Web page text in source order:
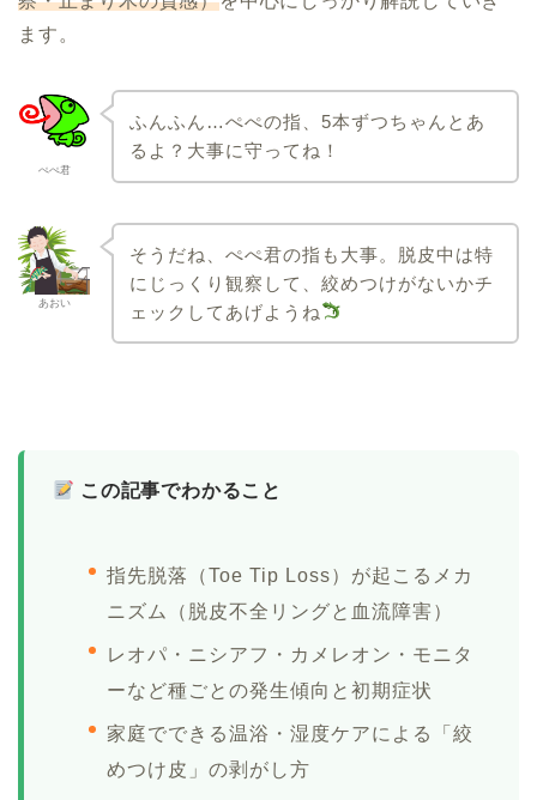
ます。
ぺぺ君
ふんふん…ぺぺの指、5本ずつちゃんとあ
るよ？大事に守ってね！
あおい
そうだね、ぺぺ君の指も大事。脱皮中は特
にじっくり観察して、絞めつけがないかチ
ェックしてあげようね
この記事でわかること
指先脱落（Toe Tip Loss）が起こるメカ
ニズム（脱皮不全リングと血流障害）
レオパ・ニシアフ・カメレオン・モニタ
ーなど種ごとの発生傾向と初期症状
家庭でできる温浴・湿度ケアによる「絞
めつけ皮」の剥がし方